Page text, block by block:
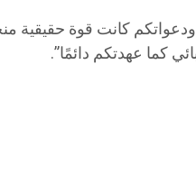
كانت قوة حقيقية
كما عهدتكم دائمًا”.